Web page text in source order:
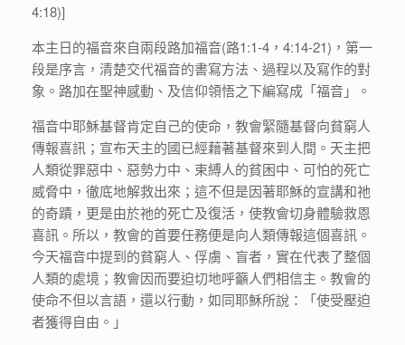
4:18)]
本主日的福音來自兩段路加福音(路1:1-4，4:14-21)，第一
段是序言，清楚交代福音的書寫方法、過程以及寫作的對
象。路加在聖神感動、及信仰領悟之下編寫成「福音」。
福音中耶穌基督肯定自己的使命，教會緊隨基督向貧窮人
傳報喜訊；宣布天主的國已經藉著基督來到人間。天主把
人類從罪惡中、惡勢力中、束縛人的貧困中、可怕的死亡
威脅中，徹底地解救出來；這不但是因著耶穌的宣講和祂
的奇蹟，更是由於祂的死亡及復活，使教會切身體驗救恩
喜訊。所以，教會的首要任務便是向人類傳報這個喜訊。
今天福音中提到的貧窮人、俘虜、盲者，實在代表了整個
人類的處境；教會因而要迫切地呼籲人們相信主。教會的
使命不但以言語，還以行動，如同耶穌所說：「使受壓迫
者獲得自由。」